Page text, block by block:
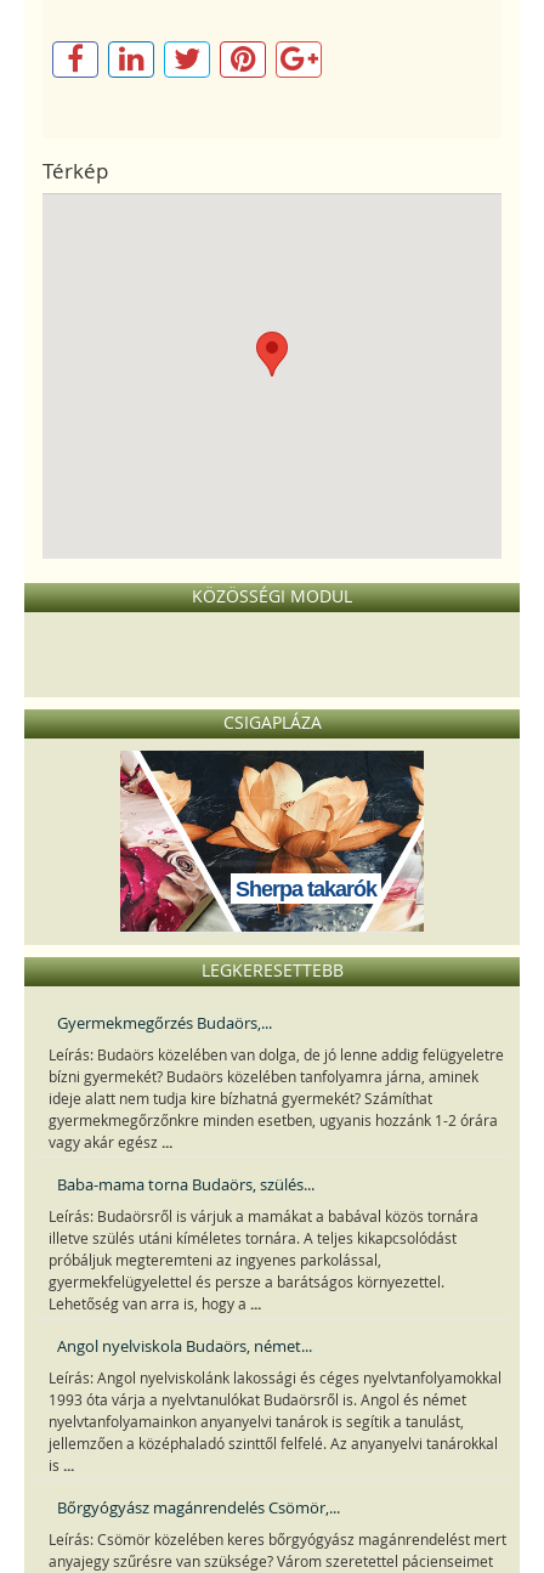
Térkép
KÖZÖSSÉGI MODUL
CSIGAPLÁZA
Sherpa takarók
LEGKERESETTEBB
Gyermekmegőrzés Budaörs,...
Leírás: Budaörs közelében van dolga, de jó lenne addig felügyeletre
bízni gyermekét? Budaörs közelében tanfolyamra járna, aminek
ideje alatt nem tudja kire bízhatná gyermekét? Számíthat
gyermekmegőrzőnkre minden esetben, ugyanis hozzánk 1-2 órára
vagy akár egész ...
Baba-mama torna Budaörs, szülés...
Leírás: Budaörsről is várjuk a mamákat a babával közös tornára
illetve szülés utáni kíméletes tornára. A teljes kikapcsolódást
próbáljuk megteremteni az ingyenes parkolással,
gyermekfelügyelettel és persze a barátságos környezettel.
Lehetőség van arra is, hogy a ...
Angol nyelviskola Budaörs, német...
Leírás: Angol nyelviskolánk lakossági és céges nyelvtanfolyamokkal
1993 óta várja a nyelvtanulókat Budaörsről is. Angol és német
nyelvtanfolyamainkon anyanyelvi tanárok is segítik a tanulást,
jellemzően a középhaladó szinttől felfelé. Az anyanyelvi tanárokkal
is ...
Bőrgyógyász magánrendelés Csömör,...
Leírás: Csömör közelében keres bőrgyógyász magánrendelést mert
anyajegy szűrésre van szüksége? Várom szeretettel pácienseimet